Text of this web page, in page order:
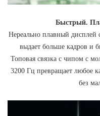
Быстрый.
Нереально плавный дисплей
выдает больше кадров и
Топовая связка с чипом с
3200 Гц превращает любое
без